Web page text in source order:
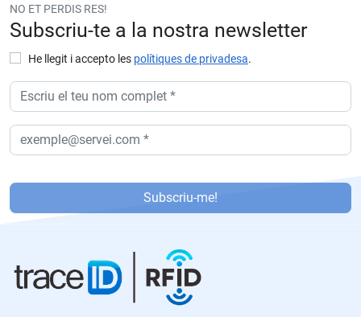
NO ET PERDIS RES!
Subscriu-te a la nostra newsletter
He llegit i accepto les polítiques de privadesa.
f
or
Subscriu-me!